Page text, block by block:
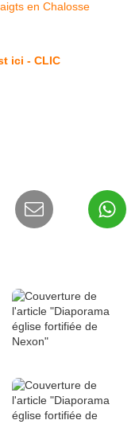
ici - CLIC